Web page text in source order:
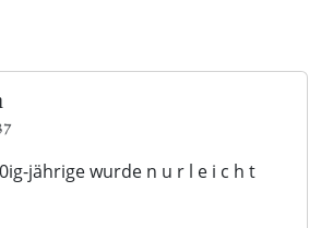
jährige wurde n u r l e i c h t